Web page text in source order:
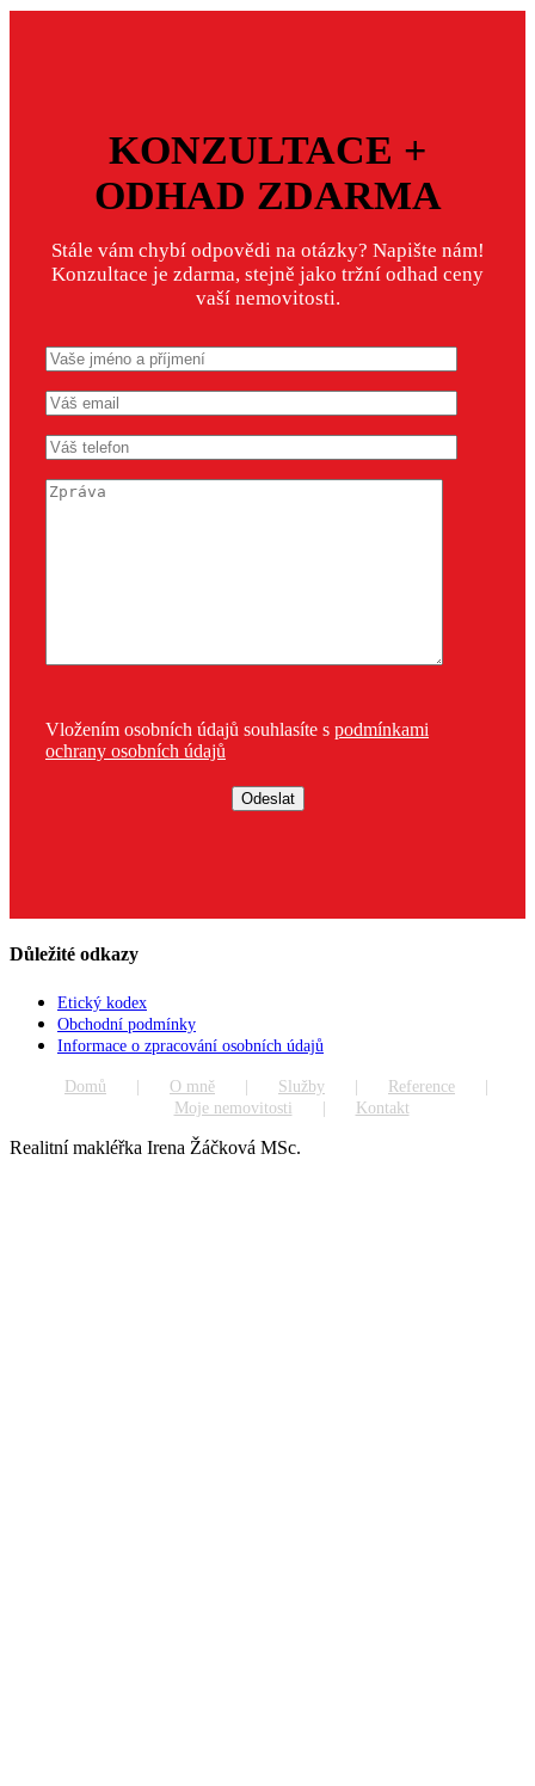
KONZULTACE +
ODHAD ZDARMA
Stále vám chybí odpovědi na otázky? Napište nám!
Konzultace je zdarma, stejně jako tržní odhad ceny
vaší nemovitosti.
Vložením osobních údajů souhlasíte s podmínkami
ochrany osobních údajů
Důležité odkazy
Etický kodex
Obchodní podmínky
Informace o zpracování osobních údajů
Domů O mně Služby
Reference
Moje nemovitosti
Kontakt
Realitní makléřka Irena Žáčková MSc.